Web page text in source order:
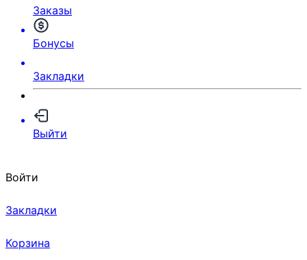
Заказы
Бонусы
Закладки
Выйти
Войти
Закладки
Корзина